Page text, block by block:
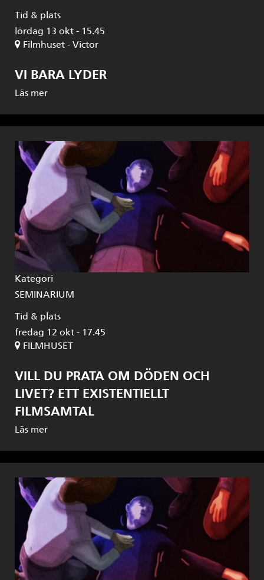
Tid & plats
lördag 13 okt - 15.45
Filmhuset - Victor
VI BARA LYDER
Läs mer
Kategori
SEMINARIUM
Tid & plats
fredag 12 okt - 17.45
FILMHUSET
VILL DU PRATA OM DÖDEN OCH
LIVET? ETT EXISTENTIELLT
FILMSAMTAL
Läs mer